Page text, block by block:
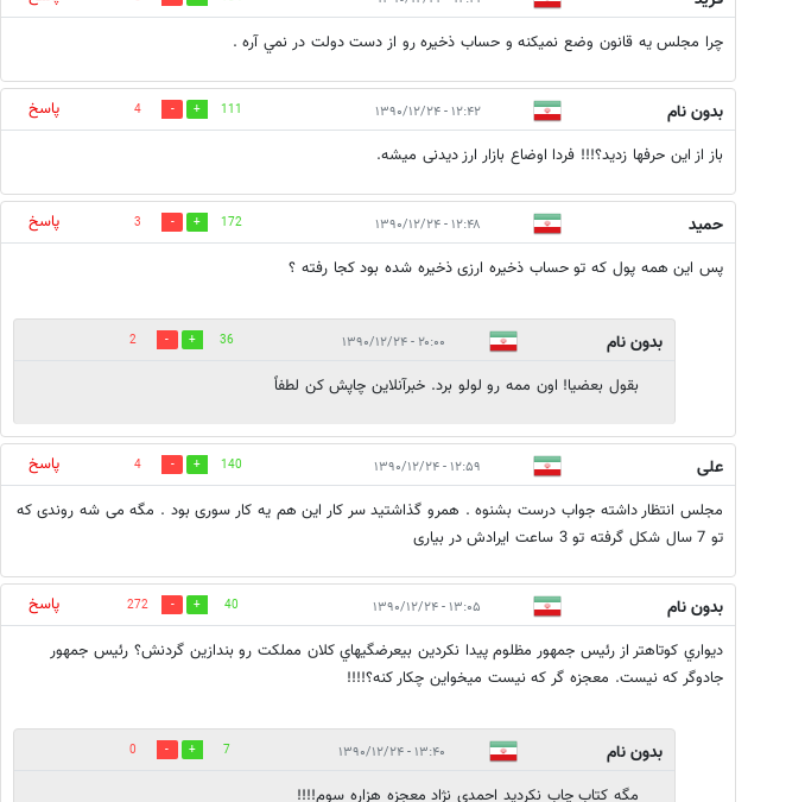
چرا مجلس يه قانون وضع نميكنه و حساب ذخيره رو از دست دولت در نمي آره .
بدون نام ۱۲:۴۲ - ۱۳۹۰/۱۲/۲۴ 111
4
پاسخ
باز از این حرفها زدید؟!!! فردا اوضاع بازار ارز دیدنی میشه.
حمید ۱۲:۴۸ - ۱۳۹۰/۱۲/۲۴ 172
3
پاسخ
پس این همه پول که تو حساب ذخیره ارزی ذخیره شده بود کجا رفته ؟
بدون نام ۲۰:۰۰ - ۱۳۹۰/۱۲/۲۴ 36
2
بقول بعضیا! اون ممه رو لولو برد. خبرآنلاین چاپش کن لطفاً
علی ۱۲:۵۹ - ۱۳۹۰/۱۲/۲۴ 140
4
پاسخ
مجلس انتظار داشته جواب درست بشنوه . همرو گذاشتید سر کار این هم یه کار سوری بود . مگه می شه روندی که
تو 7 سال شکل گرفته تو 3 ساعت ایرادش در بیاری
بدون نام ۱۳:۰۵ - ۱۳۹۰/۱۲/۲۴ 40
272
پاسخ
ديواري كوتاهتر از رئيس جمهور مظلوم پيدا نكردين بيعرضگيهاي كلان مملكت رو بندازين گردنش؟ رئيس جمهور
جادوگر كه نيست. معجزه گر كه نيست ميخواين چكار كنه؟!!!!
بدون نام ۱۳:۴۰ - ۱۳۹۰/۱۲/۲۴ 7
0
مگه كتاب چاب نكرديد احمدي نژاد معجزه هزاره سوم!!!!